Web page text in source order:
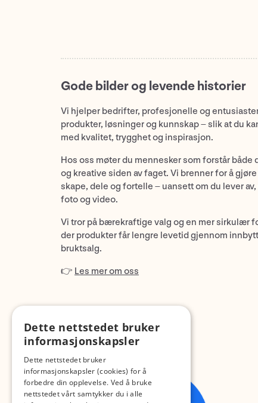
Gode bilder og levende historier
Vi hjelper bedrifter, profesjonelle og
produkter, løsninger og kunnskap – slik at du
med kvalitet, trygghet og inspirasjon.
Hos oss møter du mennesker som forstår både
og kreative siden av faget. Vi brenner for å
skape, dele og fortelle – uansett om du lever
foto og video.
Vi tror på bærekraftige valg og en mer sirkulær
der produkter får lengre levetid gjennom
bruktsalg.
👉 Les mer om oss
Dette nettstedet bruker
informasjonskapsler
Dette nettstedet bruker
informasjonskapsler (cookies) for å
forbedre din opplevelse. Ved å bruke
nettstedet vårt samtykker du i alle